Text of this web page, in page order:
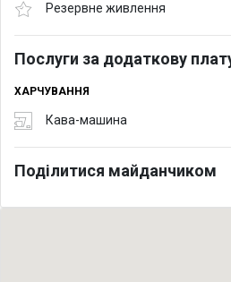
Резервне живлення
Послуги за додаткову
ХАРЧУВАННЯ
Кава-машина
Поділитися майданчиком